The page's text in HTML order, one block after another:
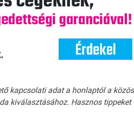
kapcsolati adat a honlaptól a
kiválasztásához. Hasznos tippeket